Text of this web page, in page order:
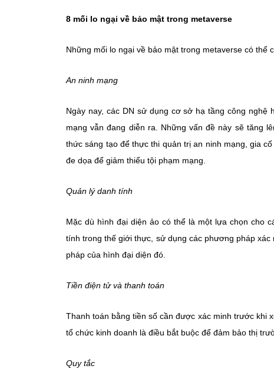
8 mối lo ngại về bảo mật trong metaverse
Những mối lo ngại về bảo mật trong metaverse có thể
An ninh mạng
Ngày nay, các DN sử dụng cơ sở hạ tầng công
mạng vẫn đang diễn ra. Những vấn đề này sẽ tăng
thức sáng tạo để thực thi quản trị an ninh mạng, gia
đe dọa để giảm thiểu tội phạm mạng.
Quản lý danh tính
Mặc dù hình đại diện ảo có thể là một lựa chọn cho
tính trong thế giới thực, sử dụng các phương pháp
pháp của hình đại diện đó.
Tiền điện tử và thanh toán
Thanh toán bằng tiền số cần được xác minh trước khi
tổ chức kinh doanh là điều bắt buộc để đảm bảo thị
Quy tắc